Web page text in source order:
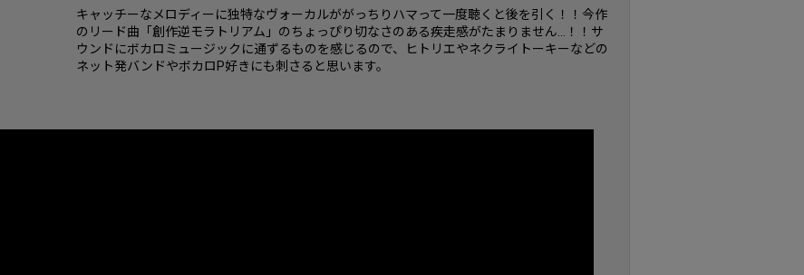
キャッチーなメロディーに独特なヴォーカルががっちりハマって一度聴くと後を引く！！今作
のリード曲「創作逆モラトリアム」のちょっぴり切なさのある疾走感がたまりません…！！サ
ウンドにボカロミュージックに通ずるものを感じるので、ヒトリエやネクライトーキーなどの
ネット発バンドやボカロP好きにも刺さると思います。